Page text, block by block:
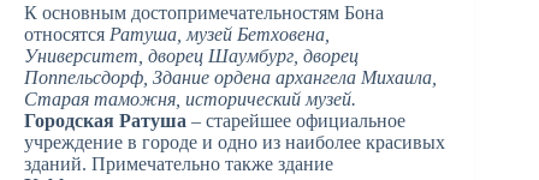
К основным достопримечательностям Бона
относятся Ратуша, музей Бетховена,
Университет, дворец Шаумбург, дворец
Поппельсдорф, Здание ордена архангела Михаила,
Старая таможня, исторический музей.
Городская Ратуша – старейшее официальное
учреждение в городе и одно из наиболее красивых
зданий. Примечательно также здание